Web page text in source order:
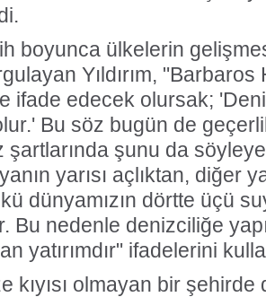
boyunca ülkelerin
Yıldırım, "Barbaros
ifade edecek olursak;
Bu söz bugün de
şartlarında şunu da
yarısı açlıktan, diğer
dünyamızın dörtte üçü
Bu nedenle denizciliğe
yatırımdır" ifadelerini
kıyısı olmayan bir